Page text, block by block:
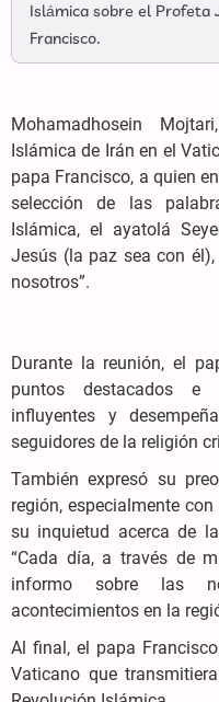
Islámica sobre el Profeta
Francisco.
Mohamadhosein
Islámica de Irán en el
papa Francisco, a quien
selección de las
Islámica, el ayatolá
Jesús (la paz sea con
nosotros”.
Durante la reunión, el
puntos destacados e
influyentes y
seguidores de la religión
También expresó su
región, especialmente
su inquietud acerca de
“Cada día, a través de
informo sobre las
acontecimientos en la
Al final, el papa
Vaticano que